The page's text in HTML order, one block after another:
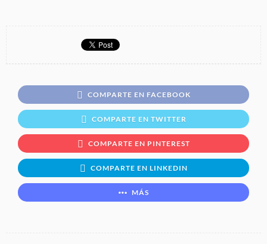
COMPARTE EN FACEBOOK
COMPARTE EN TWITTER
COMPARTE EN PINTEREST
COMPARTE EN LINKEDIN
MÁS